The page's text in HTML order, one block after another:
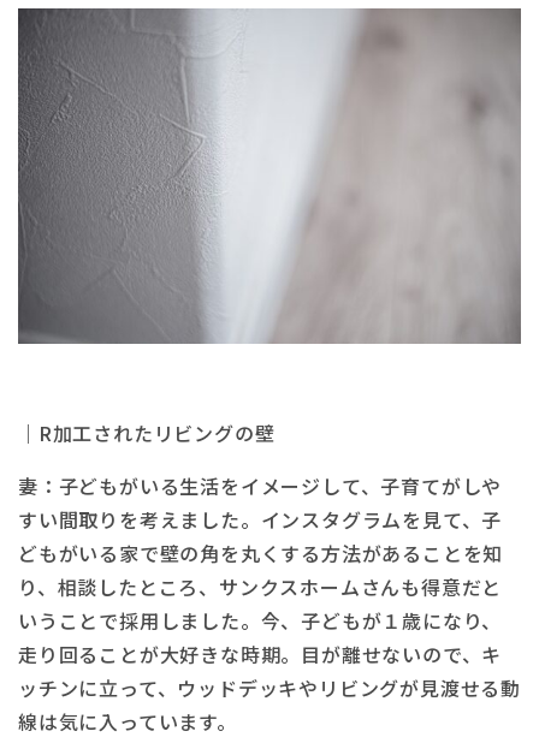
｜R加工されたリビングの壁
妻：子どもがいる生活をイメージして、子育てがしや
すい間取りを考えました。インスタグラムを見て、子
どもがいる家で壁の角を丸くする方法があることを知
り、相談したところ、サンクスホームさんも得意だと
いうことで採用しました。今、子どもが１歳になり、
走り回ることが大好きな時期。目が離せないので、キ
ッチンに立って、ウッドデッキやリビングが見渡せる動
線は気に入っています。